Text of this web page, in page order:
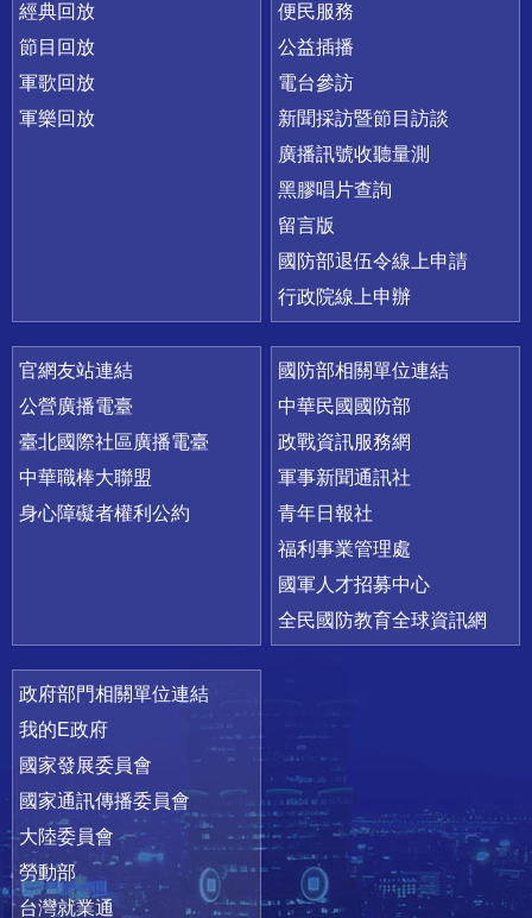
經典回放
節目回放
軍歌回放
軍樂回放
便民服務
公益插播
電台參訪
新聞採訪暨節目訪談
廣播訊號收聽量測
黑膠唱片查詢
留言版
國防部退伍令線上申請
行政院線上申辦
官網友站連結
公營廣播電臺
臺北國際社區廣播電臺
中華職棒大聯盟
身心障礙者權利公約
國防部相關單位連結
中華民國國防部
政戰資訊服務網
軍事新聞通訊社
青年日報社
福利事業管理處
國軍人才招募中心
全民國防教育全球資訊網
政府部門相關單位連結
我的E政府
國家發展委員會
國家通訊傳播委員會
大陸委員會
勞動部
台灣就業通